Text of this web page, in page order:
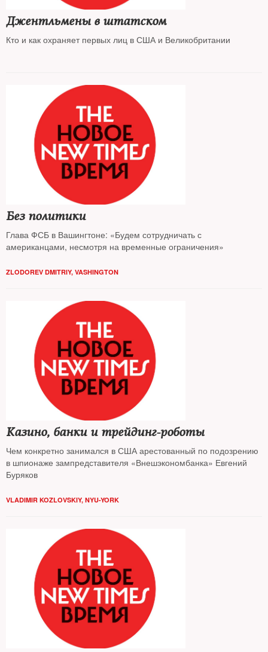
Джентльмены в штатском
Кто и как охраняет первых лиц в США и Великобритании
Без политики
Глава ФСБ в Вашингтоне: «Будем сотрудничать с
американцами, несмотря на временные ограничения»
ZLODOREV DMITRIY, VASHINGTON
Казино, банки и трейдинг-роботы
Чем конкретно занимался в США арестованный по подозрению
в шпионаже зампредставителя «Внешэкономбанка» Евгений
Буряков
VLADIMIR KOZLOVSKIY, NYU-YORK